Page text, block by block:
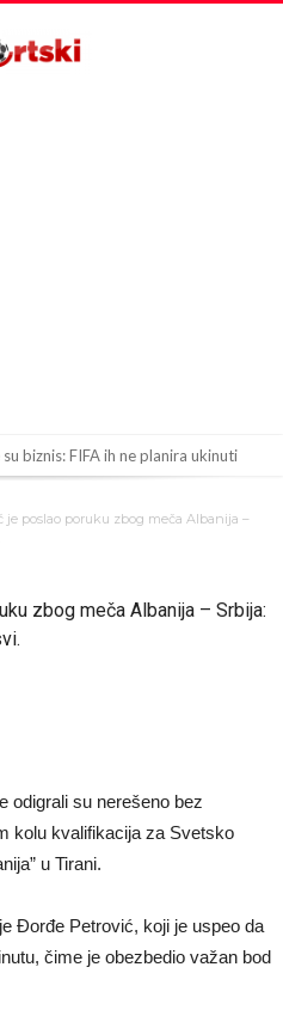
biznis: FIFA ih ne planira ukinuti
Sinner i Alcaraz odustaju, a
skandalozne informacije, dobila je
u Real Madrid. Ovo su tri nova
je poslao poruku zbog meča Albanija –
zbog meča Albanija – Srbija:
odigrali su nerešeno bez
kolu kvalifikacija za Svetsko
u Tirani.
Đorđe Petrović, koji je uspeo da
čime je obezbedio važan bod